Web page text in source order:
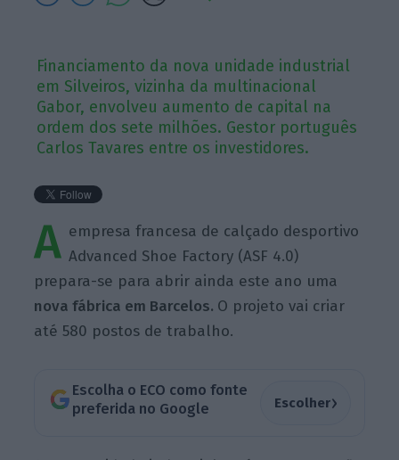
Financiamento da nova unidade industrial
em Silveiros, vizinha da multinacional
Gabor, envolveu aumento de capital na
ordem dos sete milhões. Gestor português
Carlos Tavares entre os investidores.
A empresa francesa de calçado desportivo
Advanced Shoe Factory (ASF 4.0)
prepara-se para abrir ainda este ano uma
nova fábrica em Barcelos. O projeto vai criar
até 580 postos de trabalho.
Escolha o ECO como fonte
preferida no Google
Escolher›